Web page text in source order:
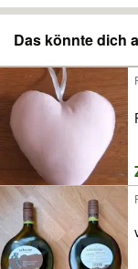
Das könnte dich